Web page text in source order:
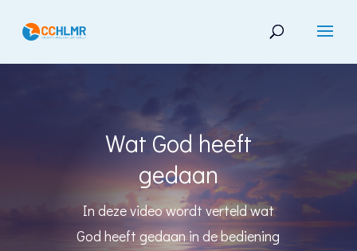
Wat God heeft
gedaan
In deze video wordt verteld wat
God heeft gedaan in de bediening